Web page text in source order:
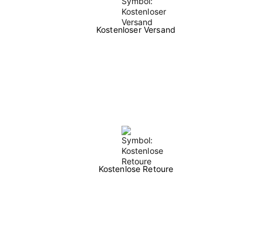
Kostenloser Versand
Kostenlose Retoure